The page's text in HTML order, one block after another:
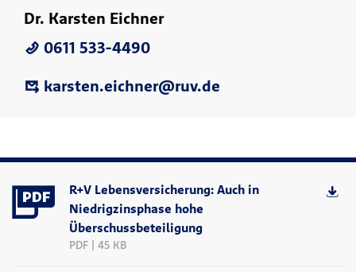
Dr. Karsten Eichner
0611 533-4490
karsten.eichner@ruv.de
R+V Lebensversicherung: Auch in
Niedrigzinsphase hohe
Überschussbeteiligung
PDF | 45 KB